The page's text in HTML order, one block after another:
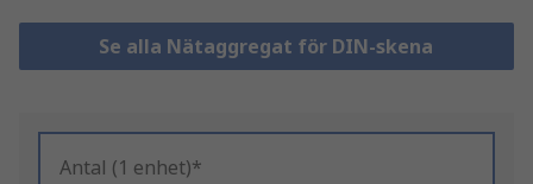
Se alla Nätaggregat för DIN-skena
Antal (1 enhet)*